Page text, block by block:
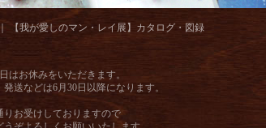
【我が愛しのマン・レイ展】カタログ・図録
はお休みをいただきます。
送などは6月30日以降になります。
りお受けしておりますので